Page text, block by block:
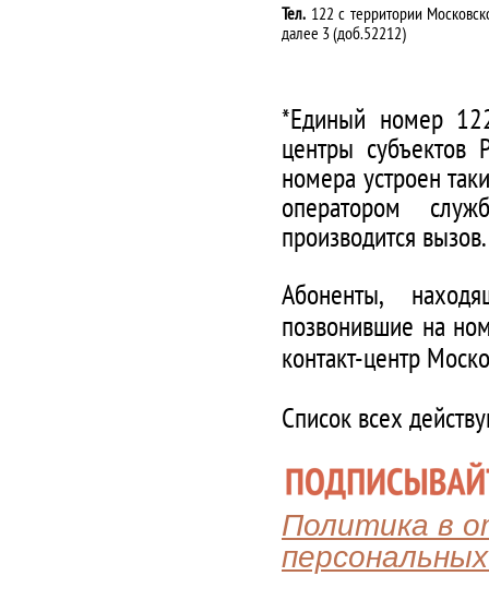
Тел. 122 с территории
далее 3 (доб.52212)
*Единый номер
центры субъектов
номера устроен
оператором
производится вызов.
Абоненты,
позвонившие на
контакт-центр
Список всех
Политика в